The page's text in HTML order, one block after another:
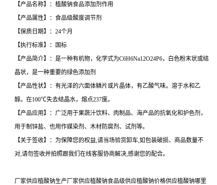
【产品名称】：植酸钠食品添加剂作用
【产品属性】：食品级酸度调节剂
【保质日期】：24个月
【执行标准】：国标
【产品简介】：是一种有机物，化学式为C6H6Na12O24P6，白色粉末状或结
晶状，是一种重要的绿色添加剂
【产品性状】：有光泽的六面体鳞片或片晶体，有乙酸气味。溶于水和乙
醇。在100℃失去结晶水，熔点237度。
【产品应用】：广泛用于果蔬汁饮料、肉制品、海产品的抗氧化和护色剂，
用于制锌盐、也用作媒染剂、木材防腐剂、试剂等。
【关于签收】：为保障您的权益,请当场验货卸车,如包装破损、商品数量不
对,请勿签收并拍照跟我们在线客服协商解决,感谢您的配合。
厂家供应植酸钠生产厂家供应植酸钠食品级供应植酸钠价格供应植酸钠哪里